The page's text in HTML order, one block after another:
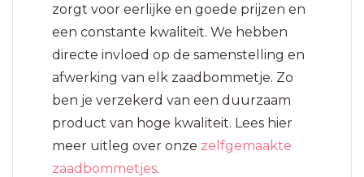
zorgt voor eerlijke en goede prijzen en
een constante kwaliteit. We hebben
directe invloed op de samenstelling en
afwerking van elk zaadbommetje. Zo
ben je verzekerd van een duurzaam
product van hoge kwaliteit. Lees hier
meer uitleg over onze zelfgemaakte
zaadbommetjes.